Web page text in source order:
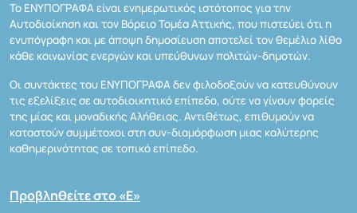
Το ΕΝΥΠΟΓΡΑΦΑ είναι ενημερωτικός ιστότοπος για την
Αυτοδιοίκηση και τον Βόρειο Τομέα Αττικής, που πιστεύει ότι η
ενυπόγραφη και με άποψη δημοσίευση αποτελεί τον θεμέλιο λίθο
κάθε κοινωνίας ενεργών και υπεύθυνων πολιτών-δημοτών.
Οι συντάκτες του ΕΝΥΠΟΓΡΑΦΑ δεν φιλοδοξούν να κατευθύνουν
τις εξελίξεις σε αυτοδιοικητικό επίπεδο, ούτε να γίνουν φορείς
της μίας και μοναδικής Αλήθειας. Αντιθέτως, επιθυμούν να
καταστούν συμμέτοχοι στη συν-διαμόρφωση μιας καλύτερης
καθημερινότητας σε τοπικό επίπεδο.
Προβληθείτε στο «Ε»